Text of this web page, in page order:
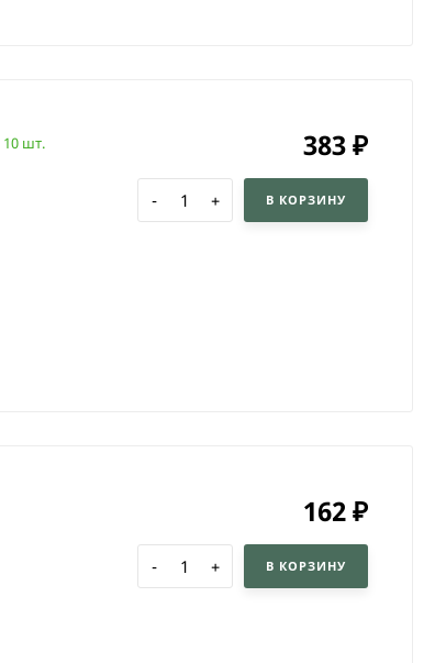
10 шт.
383 ₽
- + В КОРЗИНУ
162 ₽
- + В КОРЗИНУ